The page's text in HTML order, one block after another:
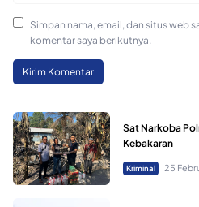
Simpan nama, email, dan situs web
komentar saya berikutnya.
Sat Narkoba
Kebakaran
Kriminal 25